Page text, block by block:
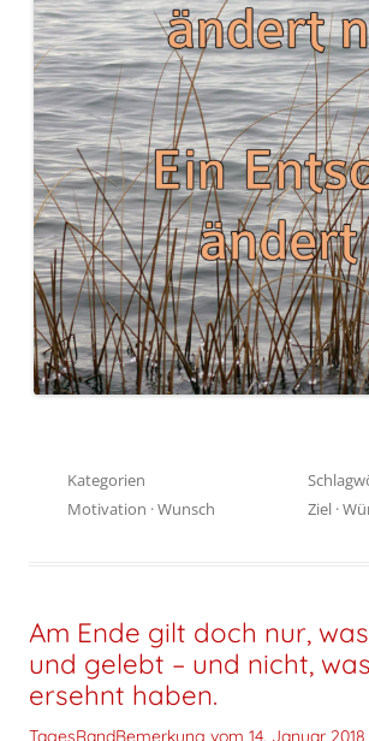
Kategorien
Motivation ·Wunsch
Ziel ·
Am Ende gilt doch nur,
und gelebt – und nicht,
ersehnt haben.
TagesRandBemerkung vom 14. Januar